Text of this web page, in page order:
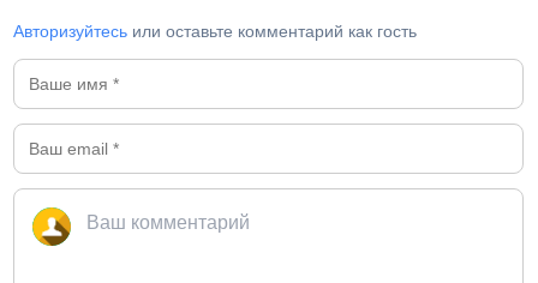
Авторизуйтесь или оставьте комментарий как гость